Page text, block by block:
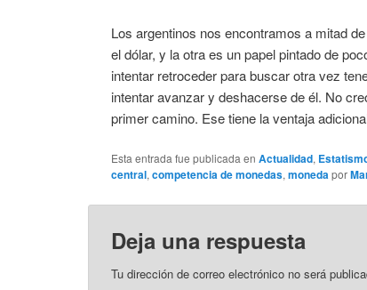
Los argentinos nos encontramos a mitad
el dólar, y la otra es un papel pintado de
intentar retroceder para buscar otra vez
intentar avanzar y deshacerse de él. No
primer camino. Ese tiene la ventaja
Esta entrada fue publicada en Actualidad,
central,competencia de monedas,monedapor
Deja una respuesta
Tu dirección de correo electrónico no será